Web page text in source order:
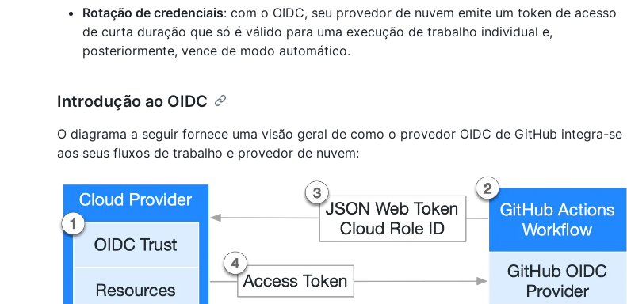
Rotação de credenciais: com o OIDC, seu provedor de nuvem emite um token de acesso
de curta duração que só é válido para uma execução de trabalho individual e,
posteriormente, vence de modo automático.
Introdução ao OIDC
O diagrama a seguir fornece uma visão geral de como o provedor OIDC de GitHub integra-se
aos seus fluxos de trabalho e provedor de nuvem: